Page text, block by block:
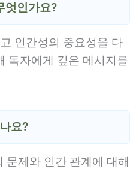
엇인가요?
인간성의 중요성을 다
독자에게 깊은 메시지를
요?
문제와 인간 관계에 대해